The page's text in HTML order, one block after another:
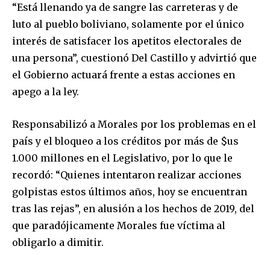
Join our community of
SUBSCRIBERS and be part of the
conversation.
To subscribe, simply enter your email address on our website
“Está llenando ya de sangre las carreteras y de
luto al pueblo boliviano, solamente por el único
interés de satisfacer los apetitos electorales de
una persona”, cuestionó Del Castillo y advirtió que
el Gobierno actuará frente a estas acciones en
apego a la ley.
Responsabilizó a Morales por los problemas en el
país y el bloqueo a los créditos por más de $us
1.000 millones en el Legislativo, por lo que le
recordó: “Quienes intentaron realizar acciones
golpistas estos últimos años, hoy se encuentran
tras las rejas”, en alusión a los hechos de 2019, del
que paradójicamente Morales fue víctima al
obligarlo a dimitir.